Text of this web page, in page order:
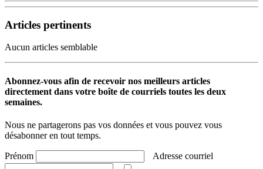
Articles pertinents
Aucun articles semblable
Abonnez-vous afin de recevoir nos meilleurs articles
directement dans votre boîte de courriels toutes les deux
semaines.
Nous ne partagerons pas vos données et vous pouvez vous
désabonner en tout temps.
Prénom Adresse courriel